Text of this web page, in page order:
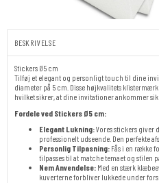
BESKRIVELSE
Stickers Ø5 cm
Tilføj et elegant og personligt touch til dine
diameter på 5 cm. Disse højkvalitets
hvilket sikrer, at dine invitationer ankommer
Fordele ved Stickers Ø5 cm:
Elegant Lukning:Vores stickers giver
professionelt udseende. Den perfekte
Personlig Tilpasning: Fås i en række
tilpasses til at matche temaet og stilen
Nem Anvendelse: Med en stærk
kuverterne forbliver lukkede under